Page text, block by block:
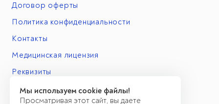
Договор оферты
Политика конфиденциальности
Контакты
Медицинская лицензия
Реквизиты
Мы используем cookie файлы!
Просматривая этот сайт, вы даете